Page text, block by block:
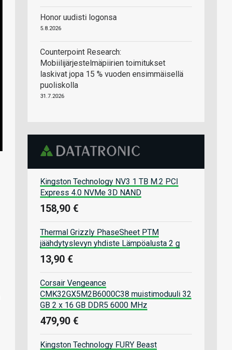
Honor uudisti logonsa
5.8.2026
Counterpoint Research:
Mobiilijärjestelmäpiirien toimitukset
laskivat jopa 15 % vuoden ensimmäisellä
puoliskolla
31.7.2026
Kingston Technology NV3 1 TB M.2 PCI
Express 4.0 NVMe 3D NAND
158,90 €
Thermal Grizzly PhaseSheet PTM
jäähdytyslevyn yhdiste Lämpöalusta 2 g
13,90 €
Corsair Vengeance
CMK32GX5M2B6000C38 muistimoduuli 32
GB 2 x 16 GB DDR5 6000 MHz
479,90 €
Kingston Technology FURY Beast